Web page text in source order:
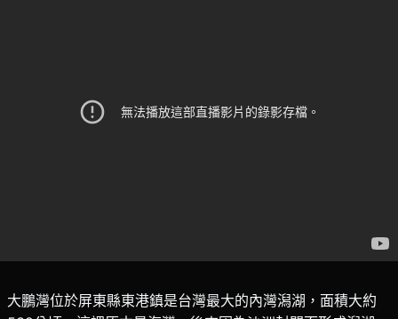
大鵬灣位於屏東縣東港鎮是台灣最大的內灣潟湖，面積大約